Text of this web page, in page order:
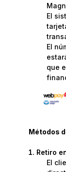
El
El
que
Métodos
Retiro
El